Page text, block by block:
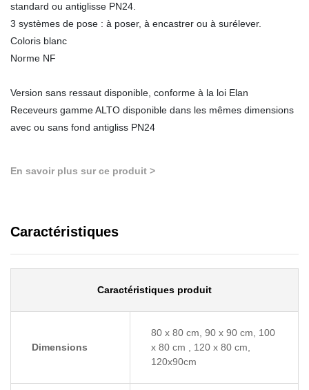
standard ou antiglisse PN24.
3 systèmes de pose : à poser, à encastrer ou à surélever.
Coloris blanc
Norme NF
Version sans ressaut disponible, conforme à la loi Elan
Receveurs gamme ALTO disponible dans les mêmes dimensions
avec ou sans fond antigliss PN24
En savoir plus sur ce produit >
Caractéristiques
Caractéristiques produit
Dimensions
80 x 80 cm, 90 x 90 cm, 100
x 80 cm , 120 x 80 cm,
120x90cm